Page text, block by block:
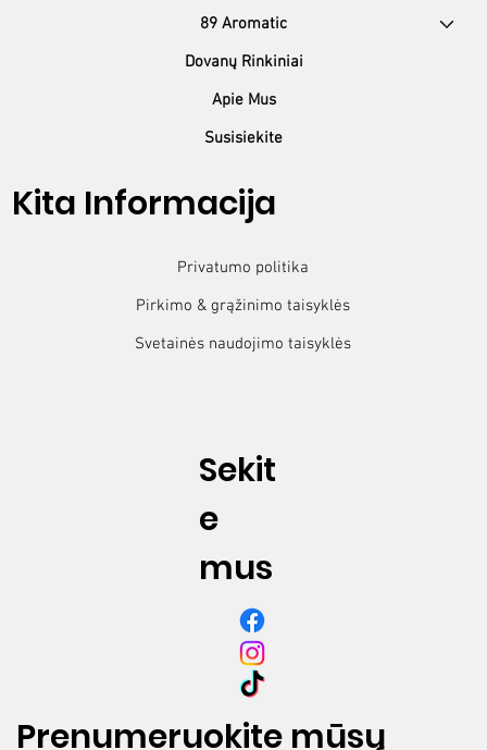
tetraetileno tetraacetatas, natrio hidroksidas, alkoholis, C12-
C16 heksildodekanolis propoksilintas.
89 Aromatic
Dovanų Rinkiniai
Apie Mus
Susisiekite
Kita Informacija
Privatumo politika
Pirkimo & grąžinimo taisyklės
Svetainės naudojimo taisyklės
Prenumeruokite mūsų
Sekit
e
mus